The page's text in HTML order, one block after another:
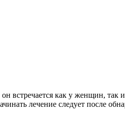
встречается как у женщин, так
лечение следует после